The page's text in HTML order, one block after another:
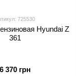
725530
Hyundai Z
361
6 370 грн